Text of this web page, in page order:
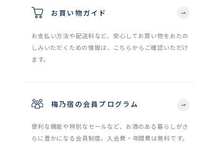
お買い物ガイド
お支払い方法や配送料など、安心してお買い物をおたの
しみいただくための情報は、こちらからご確認いただけ
ます。
梅乃宿の会員プログラム
便利な機能や特別なセールなど、お酒のある暮らしがさ
らに豊かになる会員制度。入会費・年間費は無料です。